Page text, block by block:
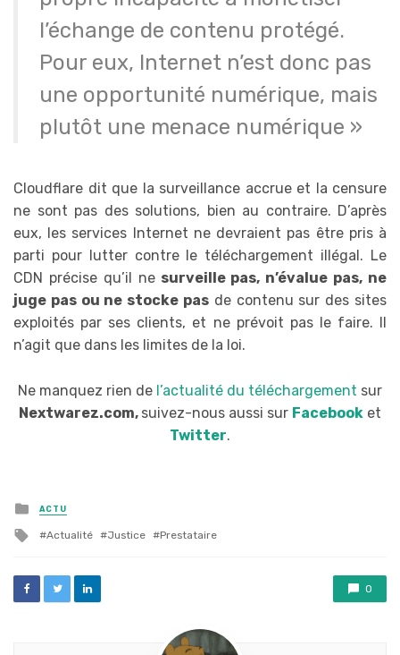
l’échange de contenu protégé.
Pour eux, Internet n’est donc pas
une opportunité numérique, mais
plutôt une menace numérique »
Cloudflare dit que la surveillance accrue et la censure
ne sont pas des solutions, bien au contraire. D’après
eux, les services Internet ne devraient pas être pris à
parti pour lutter contre le téléchargement illégal. Le
CDN précise qu’il nesurveille pas, n’évalue pas, ne
juge pas ou ne stocke pas de contenu sur des sites
exploités par ses clients, et ne prévoit pas le faire. Il
n’agit que dans les limites de la loi.
Ne manquez rien de l’actualité du téléchargement sur
Nextwarez.com, suivez-nous aussi sur Facebook et
Twitter.
Posted
in
ACTU
Tagged
Actualité Justice Prestataire
0